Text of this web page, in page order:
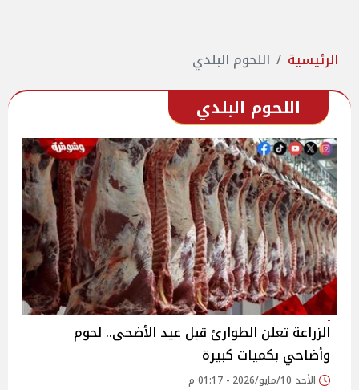
الرئيسية اللحوم البلدي
اللحوم البلدي
الزراعة تعلن الطوارئ قبل عيد الأضحى.. لحوم
وأضاحي بكميات كبيرة
الأحد 10/مايو/2026 - 01:17 م